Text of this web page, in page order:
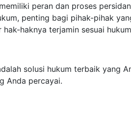
peran dan proses
penting bagi pihak-pihak
haknya terjamin sesuai
solusi hukum terbaik yang
Anda percayai.